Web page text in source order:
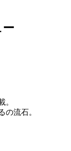
。
の流石。